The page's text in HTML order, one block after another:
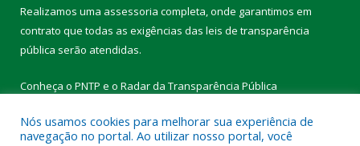
Realizamos uma assessoria completa, onde garantimos em
contrato que todas as exigências das leis de transparência
pública serão atendidas.
Conheça o PNTP e o Radar da Transparência Pública
Nós usamos cookies para melhorar sua experiência de
navegação no portal. Ao utilizar nosso portal, você